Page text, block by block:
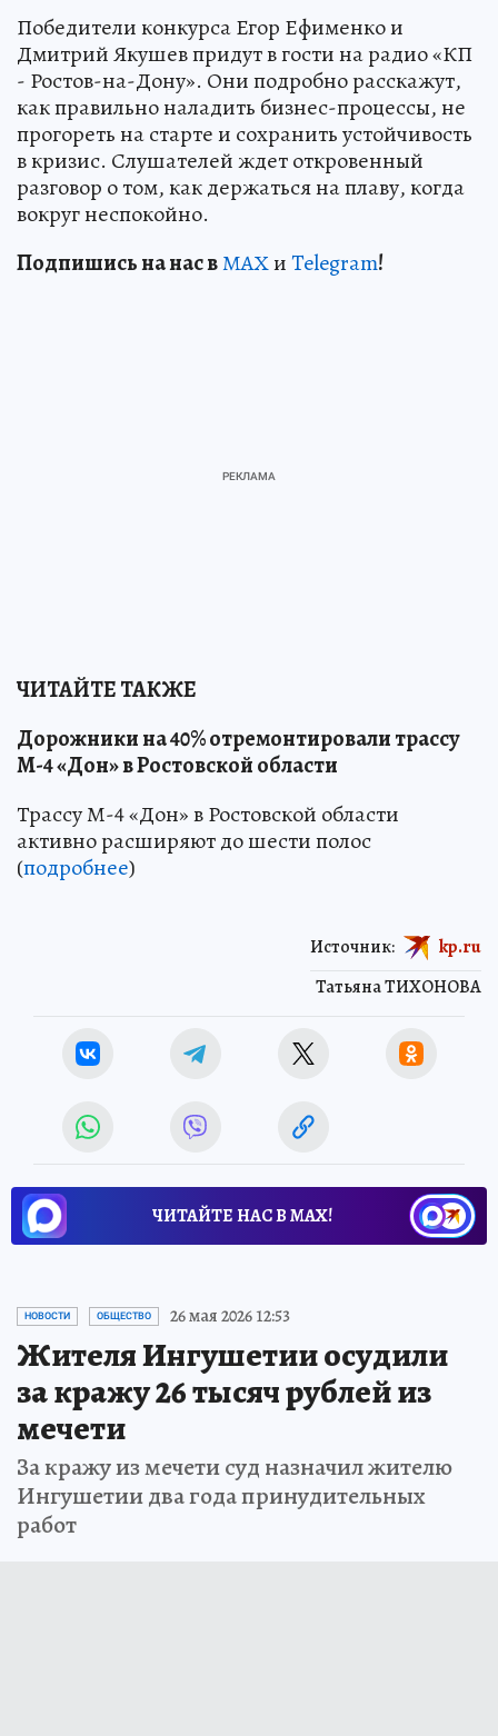
Победители конкурса Егор Ефименко и
Дмитрий Якушев придут в гости на радио «КП
- Ростов-на-Дону». Они подробно расскажут,
как правильно наладить бизнес-процессы, не
прогореть на старте и сохранить устойчивость
в кризис. Слушателей ждет откровенный
разговор о том, как держаться на плаву, когда
вокруг неспокойно.
Подпишись на нас вМАХиTelegram!
ЧИТАЙТЕ ТАКЖЕ
Дорожники на 40% отремонтировали трассу
М-4 «Дон» в Ростовской области
Трассу М-4 «Дон» в Ростовской области
активно расширяют до шести полос
(подробнее)
Татьяна ТИХОНОВА
Источник: kp.ru
ЧИТАЙТЕ НАС В МАХ!
НОВОСТИ ОБЩЕСТВО 26 мая 2026 12:53
Жителя Ингушетии осудили
за кражу 26 тысяч рублей из
мечети
За кражу из мечети суд назначил жителю
Ингушетии два года принудительных
работ